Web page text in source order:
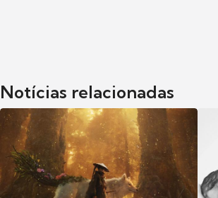
Notícias relacionadas